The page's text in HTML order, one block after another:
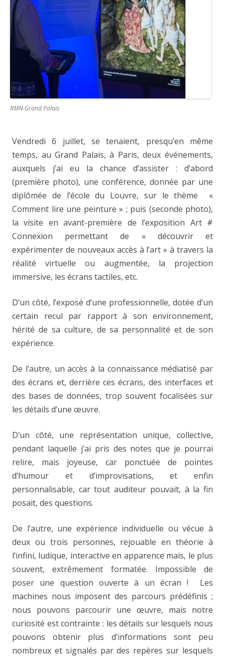
RMN-Grand Palais
Vendredi 6 juillet, se tenaient, presqu’en même
temps, au Grand Palais, à Paris, deux événements,
auxquels j’ai eu la chance d’assister : d’abord
(première photo), une conférence, donnée par une
diplômée de l’école du Louvre, sur le thème «
Comment lire une peinture » ; puis (seconde photo),
la visite en avant-première de l’exposition Art #
Connexion permettant de « découvrir et
expérimenter de nouveaux accès à l’art » à travers la
réalité virtuelle ou augmentée, la projection
immersive, les écrans tactiles, etc.
D’un côté, l’exposé d’une professionnelle, dotée d’un
certain recul par rapport à son environnement,
hérité de sa culture, de sa personnalité et de son
expérience.
De l’autre, un accès à la connaissance médiatisé par
des écrans et, derrière ces écrans, des interfaces et
des bases de données, trop souvent focalisées sur
les détails d’une œuvre.
D’un côté, une représentation unique, collective,
pendant laquelle j’ai pris des notes que je pourrai
relire, mais joyeuse, car ponctuée de pointes
d’humour et d’improvisations, et enfin
personnalisable, car tout auditeur pouvait, à la fin
posait, des questions.
De l’autre, une expérience individuelle ou vécue à
deux ou trois personnes, rejouable en théorie à
l’infini, ludique, interactive en apparence mais, le plus
souvent, extrêmement formatée. Impossible de
poser une question ouverte à un écran ! Les
machines nous imposent des parcours prédéfinis ;
nous pouvons parcourir une œuvre, mais notre
curiosité est contrainte : les détails sur lesquels nous
pouvons obtenir plus d’informations sont peu
nombreux et signalés par des repères sur lesquels